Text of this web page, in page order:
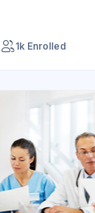
1k Enrolled